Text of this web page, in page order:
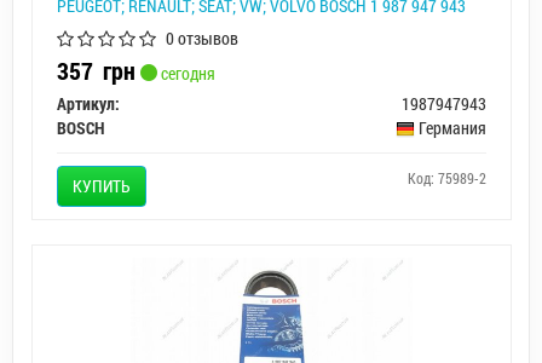
PEUGEOT; RENAULT; SEAT; VW; VOLVO BOSCH 1 987 947 943
0 отзывов
357 грн
сегодня
Артикул:
1987947943
BOSCH
Германия
КУПИТЬ Код: 75989-2